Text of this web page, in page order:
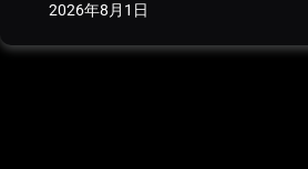
2026年8月1日